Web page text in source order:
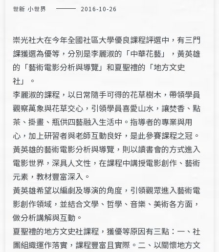
世新 小世界 2016-10-26
崇光社大在今年全國社區大學優良課程評選中，有三門
課獲選為優等，分別是李麗淑的「中華花藝」，黃英雄
的「藝術電影分析與導覽」和夏聖禮的「地方文史
社」。
李麗淑的課程，以日常隨手可得的花草樹木，帶領學員
觀察萬象與花草交心，引領學員喜愛山水，讓焚香、點
茶、掛畫、瓶供四藝融入生活中。指導者的專業與用
心，加上研習者與老師互動良好，是此參賽課程之冠。
黃英雄的藝術電影分析與導覽，則以讀書會的方式進入
電影世界，深具人文性，在課程中講授電影創作、藝術
元素，教材豐富深入。
黃英雄希望以編劇及導演的角度，引領觀眾進入藝術電
影創作領域，並結合文學、哲學、音樂、美術各方面，
做分析講解與互動。
夏聖禮的地方文史社課程，獲優等原因有三點：一、社
團組織運作落實，課程豐富且實際。二、以關懷地方文